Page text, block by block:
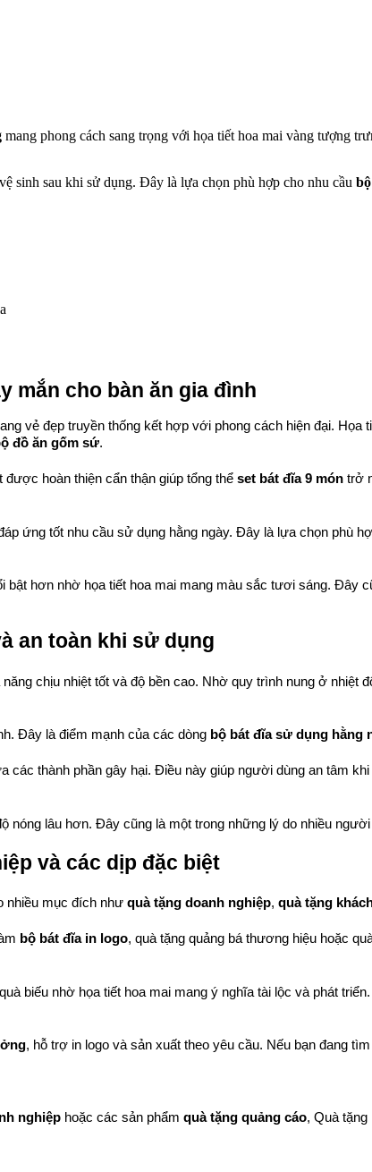
mang phong cách sang trọng với họa tiết hoa mai vàng tượng
sinh sau khi sử dụng. Đây là lựa chọn phù hợp cho nhu cầu
mắn cho bàn ăn gia đình
vẻ đẹp truyền thống kết hợp với phong cách hiện đại.
đồ ăn gốm sứ.
hoàn thiện cẩn thận giúp tổng thể set bát đĩa 9 món trở
ứng tốt nhu cầu sử dụng hằng ngày. Đây là lựa chọn phù
bật hơn nhờ họa tiết hoa mai mang màu sắc tươi sáng. Đây
an toàn khi sử dụng
chịu nhiệt tốt và độ bền cao. Nhờ quy trình nung ở
Đây là điểm mạnh của các dòng bộ bát đĩa sử dụng hằng
các thành phần gây hại. Điều này giúp người dùng an tâm
lâu hơn. Đây cũng là một trong những lý do nhiều
và các dịp đặc biệt
nhiều mục đích như quà tặng doanh nghiệp, quà tặng
bộ bát đĩa in logo, quà tặng quảng bá thương hiệu hoặc
biếu nhờ họa tiết hoa mai mang ý nghĩa tài lộc và phát
, hỗ trợ in logo và sản xuất theo yêu cầu. Nếu bạn đang tìm
nghiệp hoặc các sản phẩm quà tặng quảng cáo, Quà